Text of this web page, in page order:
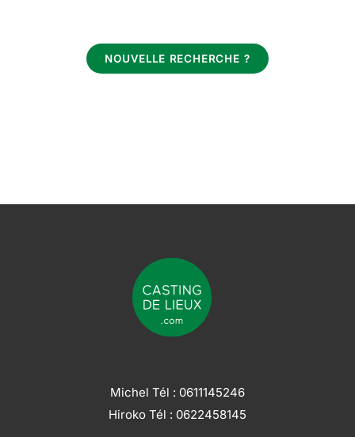
NOUVELLE RECHERCHE ?
Michel Tél : 0611145246
Hiroko Tél : 0622458145